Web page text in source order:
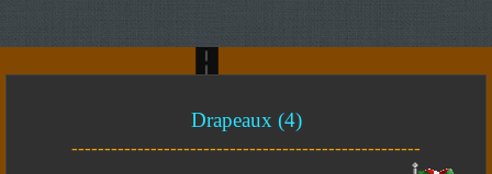
Drapeaux (4)
-----------------------------------------------------